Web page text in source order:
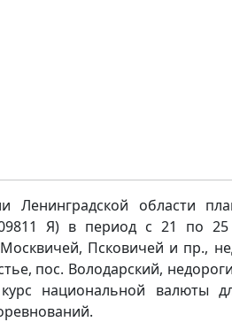
области
Я) в период с 21 по
Псковичей и пр.,
пос. Володарский,
национальной валюты